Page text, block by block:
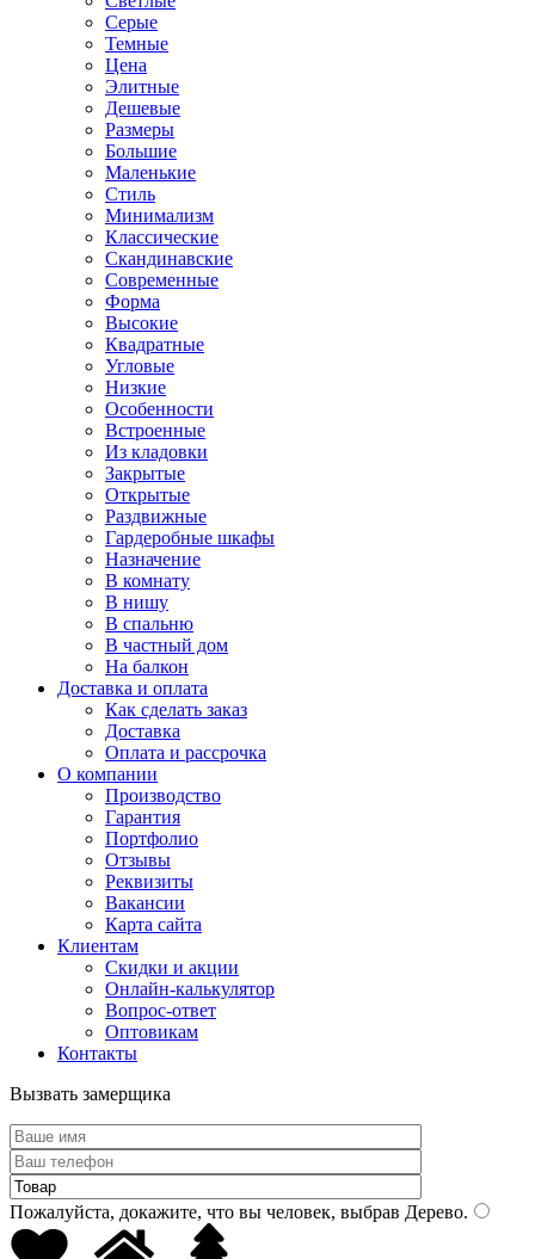
Серые
Темные
Цена
Элитные
Дешевые
Размеры
Большие
Маленькие
Стиль
Минимализм
Классические
Скандинавские
Современные
Форма
Высокие
Квадратные
Угловые
Низкие
Особенности
Встроенные
Из кладовки
Закрытые
Открытые
Раздвижные
Гардеробные шкафы
Назначение
В комнату
В нишу
В спальню
В частный дом
На балкон
Доставка и оплата
Как сделать заказ
Доставка
Оплата и рассрочка
О компании
Производство
Гарантия
Портфолио
Отзывы
Реквизиты
Вакансии
Карта сайта
Клиентам
Скидки и акции
Онлайн-калькулятор
Вопрос-ответ
Оптовикам
Контакты
Вызвать замерщика
Пожалуйста, докажите, что вы человек, выбрав Дерево.